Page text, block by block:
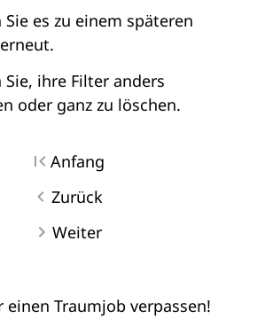
Sie es zu einem späteren
Sie, ihre Filter anders
oder ganz zu löschen.
Anfang
Zurück
Weiter
einen Traumjob verpassen!